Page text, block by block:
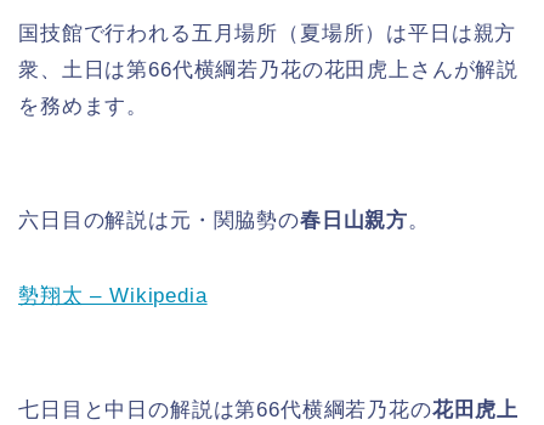
国技館で行われる五月場所（夏場所）は平日は親方
衆、土日は第66代横綱若乃花の花田虎上さんが解説
を務めます。
六日目の解説は元・関脇勢の春日山親方。
勢翔太 – Wikipedia
七日目と中日の解説は第66代横綱若乃花の花田虎上